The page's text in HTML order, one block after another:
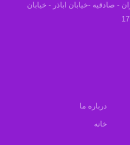
- صادقیه -خیابان اباذر - خیابان
درباره ما
خانه